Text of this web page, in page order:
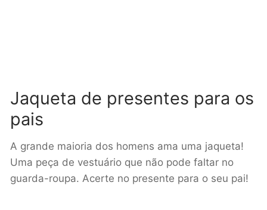
Jaqueta de presentes para os
pais
A grande maioria dos homens ama uma jaqueta!
Uma peça de vestuário que não pode faltar no
guarda-roupa. Acerte no presente para o seu pai!